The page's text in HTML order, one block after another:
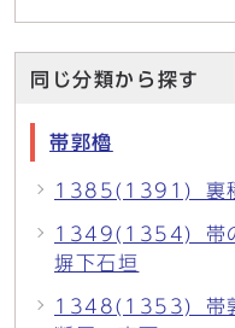
同じ分類から探す
帯郭櫓
1385(1391)_裏
1349(1354)_帯
塀下石垣
1348(1353)_帯